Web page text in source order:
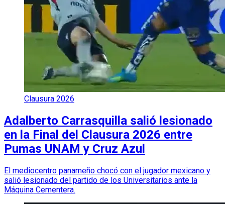
Clausura 2026
Adalberto Carrasquilla salió lesionado
en la Final del Clausura 2026 entre
Pumas UNAM y Cruz Azul
El mediocentro panameño chocó con el jugador mexicano y
salió lesionado del partido de los Universitarios ante la
Máquina Cementera.